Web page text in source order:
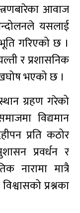
आवाज
यसलाई
गरिएको छ ।
र प्रशासनिक
भएको छ ।
ग्रहण गरेको
विद्यमान
प्रति कठोर
प्रवर्धन र
नारामा मात्रै
प्रश्नका